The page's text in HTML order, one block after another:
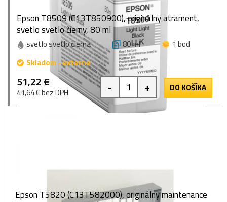
Epson T8509 (C13T850900), originálny atrament,
svetlo svetlo čierny, 80 ml
svetlo svetlo čierna 80 ml
1 bod
Skladom - externe
51,22 €
41,64 € bez DPH - + DO KOŠÍKA
Epson T5820 (C13T582000), originálny maintenance